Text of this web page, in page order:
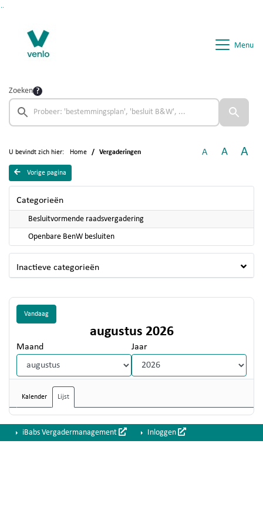
Menu
Zoeken
U bevindt zich hier: Home Vergaderingen A A A
Vorige pagina
Categorieën
Besluitvormende raadsvergadering
Openbare BenW besluiten
Inactieve categorieën
Vandaag
augustus 2026
Maand Jaar
Kalender Lijst
iBabs Vergadermanagement Inloggen